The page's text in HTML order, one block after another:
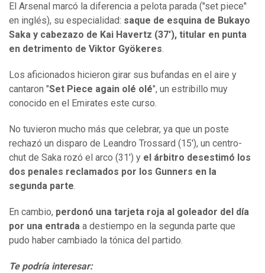
El Arsenal marcó la diferencia a pelota parada ("set piece"
en inglés), su especialidad: saque de esquina de Bukayo
Saka y cabezazo de Kai Havertz (37'), titular en punta
en detrimento de Viktor Gyökeres.
Los aficionados hicieron girar sus bufandas en el aire y
cantaron "Set Piece again olé olé", un estribillo muy
conocido en el Emirates este curso.
No tuvieron mucho más que celebrar, ya que un poste
rechazó un disparo de Leandro Trossard (15'), un centro-
chut de Saka rozó el arco (31') y el árbitro desestimó los
dos penales reclamados por los Gunners en la
segunda parte.
En cambio, perdonó una tarjeta roja al goleador del día
por una entrada a destiempo en la segunda parte que
pudo haber cambiado la tónica del partido.
Te podría interesar: